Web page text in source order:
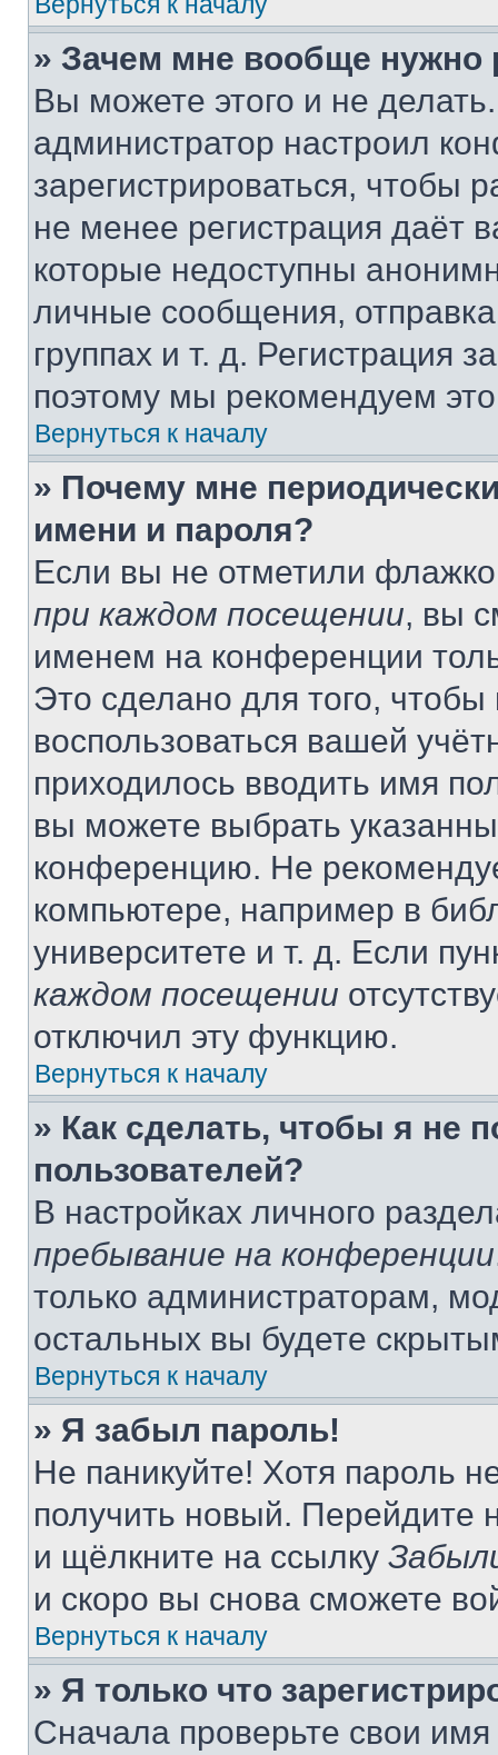
» Зачем мне вообще нужно
Вы можете этого и не
администратор настроил
зарегистрироваться, чтобы
не менее регистрация даёт
которые недоступны
личные сообщения,
группах и т. д. Регистрация
поэтому мы рекомендуем
Вернуться к началу
» Почему мне
имени и пароля?
Если вы не отметили
при каждом посещении, вы
именем на конференции
Это сделано для того, чтобы
воспользоваться вашей
приходилось вводить имя
вы можете выбрать
конференцию. Не
компьютере, например в
университете и т. д. Если
каждом посещении
отключил эту функцию.
Вернуться к началу
» Как сделать, чтобы я не
пользователей?
В настройках личного
пребывание на конференции
только администраторам,
остальных вы будете
Вернуться к началу
» Я забыл пароль!
Не паникуйте! Хотя пароль
получить новый. Перейдите
и щёлкните на ссылку
и скоро вы снова сможете
Вернуться к началу
» Я только что
Сначала проверьте свои